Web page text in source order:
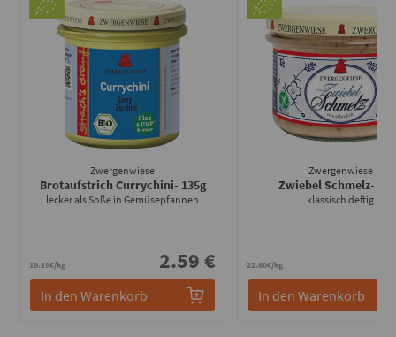
Zwergenwiese
Brotaufstrich Currychini- 135g
lecker als Soße in Gemüsepfannen
19.19€/kg 2.59 €
In den Warenkorb
Zwergenwiese
Zwiebel Schmelz-
klassisch deftig
22.60€/kg
In den Warenkorb